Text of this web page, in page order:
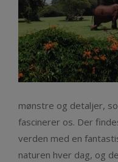
mønstre og detaljer,
fascinerer os. Der
verden med en
naturen hver dag, og